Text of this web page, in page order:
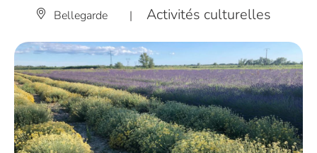
Bellegarde | Activités culturelles